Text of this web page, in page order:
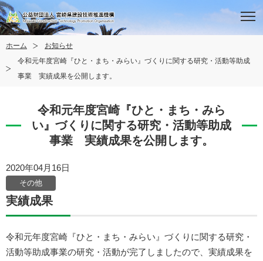
ホーム
お知らせ
令和元年度宮崎『ひと・まち・みらい』づくりに関する研究・活動等助成
事業 実績成果を公開します。
令和元年度宮崎『ひと・まち・みら
い』づくりに関する研究・活動等助成
事業 実績成果を公開します。
2020年04月16日
その他
実績成果
令和元年度宮崎『ひと・まち・みらい』づくりに関する研究・
活動等助成事業の研究・活動が完了しましたので、実績成果を